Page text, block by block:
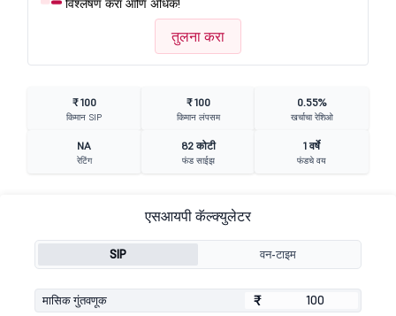
विश्लेषण करा आणि अधिक!
तुलना करा
₹ 100
किमान SIP
₹ 100
किमान लंपसम
0.55%
खर्चाचा रेशिओ
NA
रेटिंग
82 कोटी
फंड साईझ
1 वर्षे
फंडचे वय
एसआयपी कॅल्क्युलेटर
SIP वन-टाइम
मासिक गुंतवणूक ₹
₹